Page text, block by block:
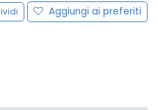
Aggiungi ai preferiti